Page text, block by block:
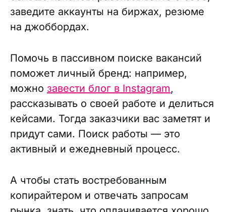
заведите аккаунты на биржах, резюме
на джоббордах.
Помочь в пассивном поиске вакансий
поможет личный бренд: например,
можно завести блог в Instagram,
рассказывать о своей работе и делиться
кейсами. Тогда заказчики вас заметят и
придут сами. Поиск работы — это
активный и ежедневный процесс.
А чтобы стать востребованным
копирайтером и отвечать запросам